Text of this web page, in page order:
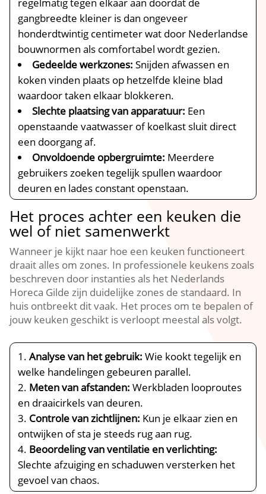
gangbreedte kleiner is dan ongeveer
honderdtwintig centimeter wat door Nederlandse
bouwnormen als comfortabel wordt gezien.​
Gedeelde werkzones: Snijden afwassen en
koken vinden plaats op hetzelfde kleine blad
waardoor taken elkaar blokkeren.​
Slechte plaatsing van apparatuur: Een
openstaande vaatwasser of koelkast sluit direct
een doorgang af.​
Onvoldoende opbergruimte: Meerdere
gebruikers zoeken tegelijk spullen waardoor
deuren en lades constant openstaan.​
Het proces achter een keuken die
wel of niet samenwerkt
Wanneer je kijkt naar hoe een keuken functioneert
draait alles om zones.​ In professionele keukens zoals
beschreven door instanties als het Nederlands
Horeca Gilde zijn duidelijke zones de standaard.​ In
huis ontbreekt dit vaak.​ Het proces om te bepalen of
jouw keuken geschikt is verloopt meestal als volgt.​
Analyse van het gebruik: Wie kookt tegelijk en
welke handelingen gebeuren parallel.​
Meten van afstanden: Werkbladen looproutes
en draaicirkels van deuren.​
Controle van zichtlijnen: Kun je elkaar zien en
ontwijken of sta je steeds rug aan rug.​
Beoordeling van ventilatie en verlichting:
Slechte afzuiging en schaduwen versterken het
gevoel van chaos.​